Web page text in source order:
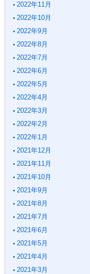
2022年11月
2022年10月
2022年9月
2022年8月
2022年7月
2022年6月
2022年5月
2022年4月
2022年3月
2022年2月
2022年1月
2021年12月
2021年11月
2021年10月
2021年9月
2021年8月
2021年7月
2021年6月
2021年5月
2021年4月
2021年3月